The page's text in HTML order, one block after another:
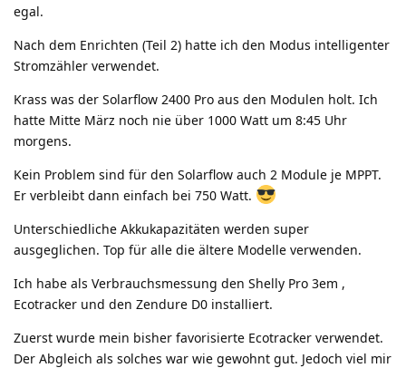
egal.
Nach dem Enrichten (Teil 2) hatte ich den Modus intelligenter
Stromzähler verwendet.
Krass was der Solarflow 2400 Pro aus den Modulen holt. Ich
hatte Mitte März noch nie über 1000 Watt um 8:45 Uhr
morgens.
Kein Problem sind für den Solarflow auch 2 Module je MPPT.
Er verbleibt dann einfach bei 750 Watt.
Unterschiedliche Akkukapazitäten werden super
ausgeglichen. Top für alle die ältere Modelle verwenden.
Ich habe als Verbrauchsmessung den Shelly Pro 3em ,
Ecotracker und den Zendure D0 installiert.
Zuerst wurde mein bisher favorisierte Ecotracker verwendet.
Der Abgleich als solches war wie gewohnt gut. Jedoch viel mir